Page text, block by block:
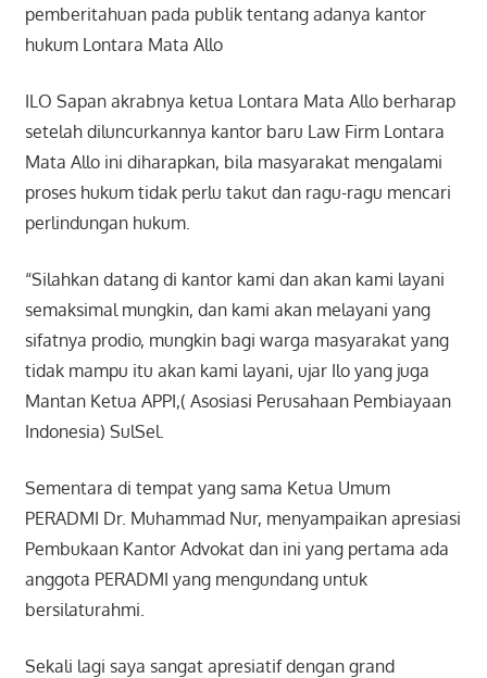
pemberitahuan pada publik tentang adanya kantor
hukum Lontara Mata Allo
ILO Sapan akrabnya ketua Lontara Mata Allo berharap
setelah diluncurkannya kantor baru Law Firm Lontara
Mata Allo ini diharapkan, bila masyarakat mengalami
proses hukum tidak perlu takut dan ragu-ragu mencari
perlindungan hukum.
“Silahkan datang di kantor kami dan akan kami layani
semaksimal mungkin, dan kami akan melayani yang
sifatnya prodio, mungkin bagi warga masyarakat yang
tidak mampu itu akan kami layani, ujar Ilo yang juga
Mantan Ketua APPI,( Asosiasi Perusahaan Pembiayaan
Indonesia) SulSel.
Sementara di tempat yang sama Ketua Umum
PERADMI Dr. Muhammad Nur, menyampaikan apresiasi
Pembukaan Kantor Advokat dan ini yang pertama ada
anggota PERADMI yang mengundang untuk
bersilaturahmi.
Sekali lagi saya sangat apresiatif dengan grand